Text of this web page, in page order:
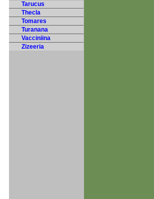
Tarucus
Thecla
Tomares
Turanana
Vacciniina
Zizeeria